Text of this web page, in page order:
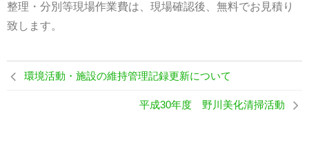
整理・分別等現場作業費は、現場確認後、無料でお見積り
致します。
環境活動・施設の維持管理記録更新について
平成30年度 野川美化清掃活動